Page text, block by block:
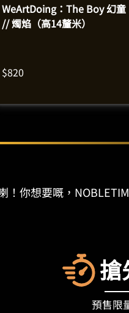
WeArtDoing：The Boy 幻童
// 燭焰（高14釐米）
$820
！你想要嘅，
搶
預售限